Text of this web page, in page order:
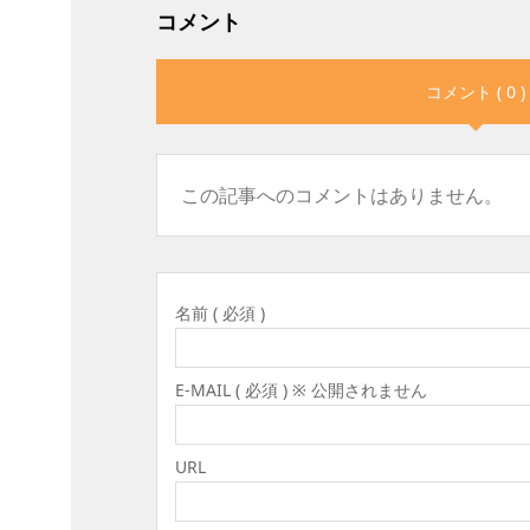
コメント
コメント ( 0 )
この記事へのコメントはありません。
名前 ( 必須 )
E-MAIL ( 必須 ) ※ 公開されません
URL